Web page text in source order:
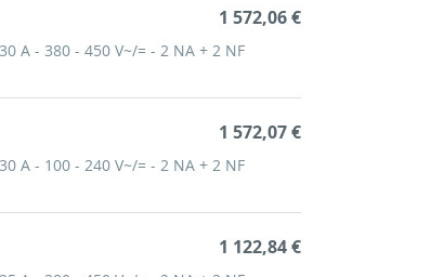
A - 380 - 450 V~/= - 2 NA + 2 NF
1 572,06 €
A - 100 - 240 V~/= - 2 NA + 2 NF
1 572,07 €
1 122,84 €